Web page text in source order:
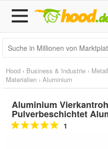
Hood › Business & Industrie ›
Materialien › Aluminium
Aluminium
Pulverbeschichtet
1